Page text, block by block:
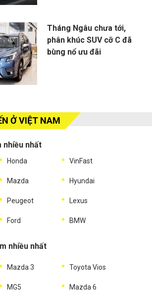
Tháng Ngâu chưa tới,
phân khúc SUV cỡ C đã
bùng nổ ưu đãi
Ở VIỆT NAM
nhiều nhất
Honda VinFast
Mazda Hyundai
Peugeot Lexus
Ford BMW
nhiều nhất
Mazda 3 Toyota Vios
MG5 Mazda 6